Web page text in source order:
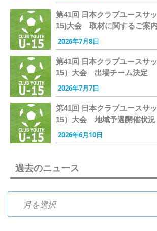
第41回 日本クラブユースサ
15)大会 取材に関するご案内
2026年7月8日
第41回 日本クラブユースサ
15）大会 出場チーム決定
2026年7月7日
第41回 日本クラブユースサ
15）大会 地域予選開催状況
2026年6月10日
過去のニュース